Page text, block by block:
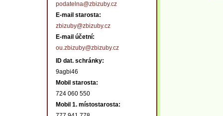
podatelna@zbizuby.cz
E-mail starosta:
zbizuby@zbizuby.cz
E-mail účetní:
ou.zbizuby@zbizuby.cz
ID dat. schránky:
9agbi46
Mobil starosta:
724 060 550
Mobil 1. místostarosta: